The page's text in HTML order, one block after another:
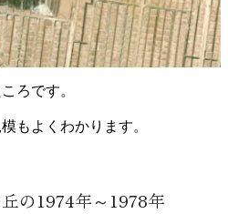
ろです。
もよくわかります。
の1974年～1978年